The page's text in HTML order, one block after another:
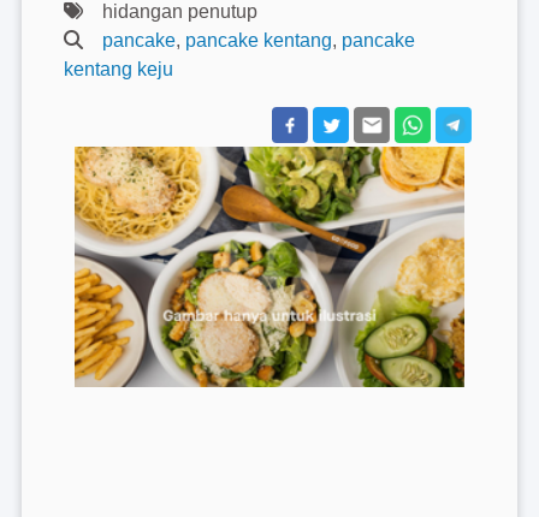
hidangan penutup
pancake, pancake kentang, pancake
kentang keju